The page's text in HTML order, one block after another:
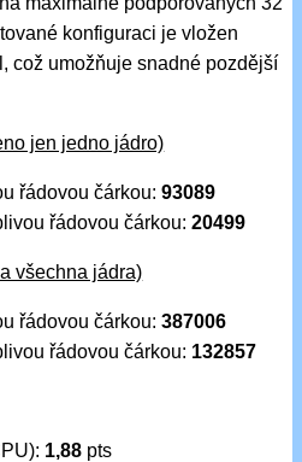
konfiguraci je vložen
což umožňuje snadné pozdější
jen jedno jádro)
řádovou čárkou:93089
řádovou čárkou:20499
všechna jádra)
řádovou čárkou:387006
řádovou čárkou: 132857
1,88 pts